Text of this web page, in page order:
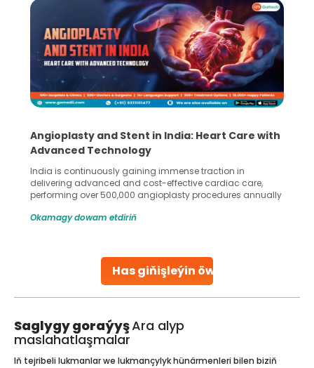
Has giňişleýin öwreniň
Angioplasty and Stent in India: Heart Care with
Advanced Technology
India is continuously gaining immense traction in
delivering advanced and cost-effective cardiac care,
performing over 500,000 angioplasty procedures annually
globe are searching for treatments like angioplasty and
Studies, such as one published
Okamagy dowam etdiriň
Saglygy goraýyşAra alyp
maslahatlaşmalar
Iň tejribeli lukmanlar we lukmançylyk hünärmenleri bilen biziň